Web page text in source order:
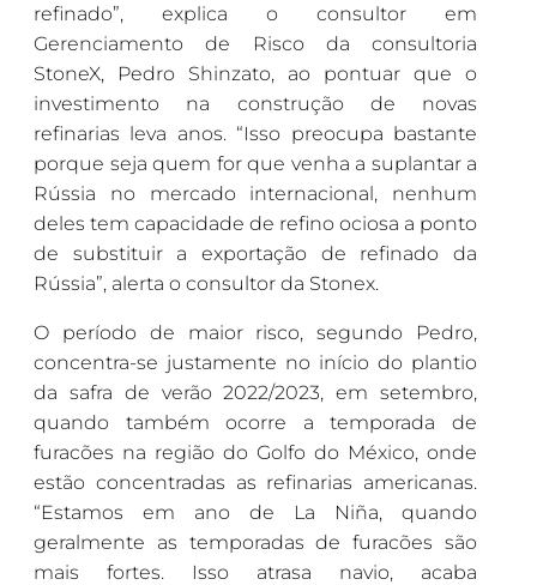
refinado”, explica o consultor em
Gerenciamento de Risco da consultoria
StoneX, Pedro Shinzato, ao pontuar que o
investimento na construção de novas
refinarias leva anos. “Isso preocupa bastante
porque seja quem for que venha a suplantar a
Rússia no mercado internacional, nenhum
deles tem capacidade de refino ociosa a ponto
de substituir a exportação de refinado da
Rússia”, alerta o consultor da Stonex.
O período de maior risco, segundo Pedro,
concentra-se justamente no início do plantio
da safra de verão 2022/2023, em setembro,
quando também ocorre a temporada de
furacões na região do Golfo do México, onde
estão concentradas as refinarias americanas.
“Estamos em ano de La Niña, quando
geralmente as temporadas de furacões são
mais fortes. Isso atrasa navio, acaba